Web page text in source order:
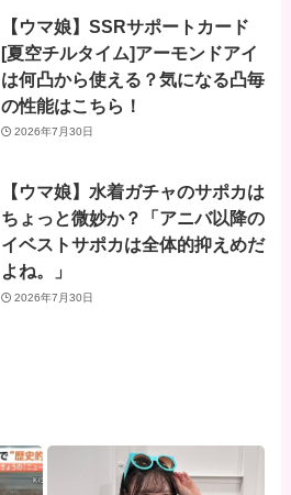
【ウマ娘】SSRサポートカード
[夏空チルタイム]アーモンドアイ
は何凸から使える？気になる凸毎
の性能はこちら！
2026年7月30日
【ウマ娘】水着ガチャのサポカは
ちょっと微妙か？「アニバ以降の
イベストサポカは全体的抑えめだ
よね。」
2026年7月30日